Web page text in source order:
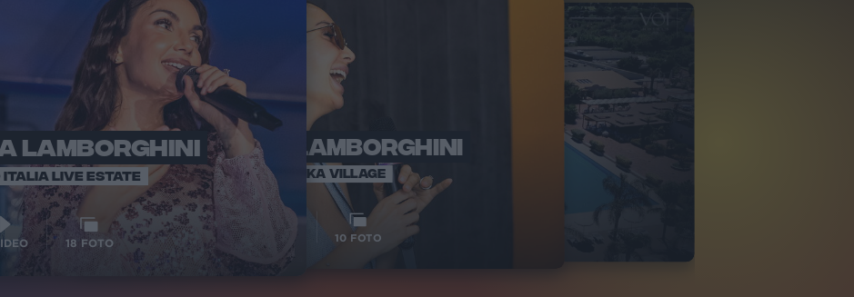
LAMBORGHINI
ITALIA LIVE ESTATE
18 FOTO
ELETTRA LAMBORGHINI
VOI TANKA VILLAGE
10 FOTO
RADIO ITALIA
VOI TANKA VILLAGE